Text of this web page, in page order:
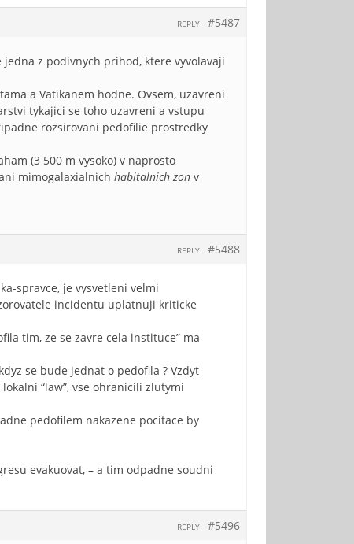
#5487
REPLY
z podivnych prihod, ktere vyvolavaji
a Vatikanem hodne. Ovsem, uzavreni
tykajici se toho uzavreni a vstupu
rozsirovani pedofilie prostredky
(3 500 m vysoko) v naprosto
mimogalaxialnich habitalnich zon v
#5488
REPLY
spravce, je vysvetleni velmi
incidentu uplatnuji kriticke
tim, ze se zavre cela instituce” ma
se bude jednat o pedofila ? Vzdyt
“law”, vse ohranicili zlutymi
pedofilem nakazene pocitace by
evakuovat, – a tim odpadne soudni
#5496
REPLY